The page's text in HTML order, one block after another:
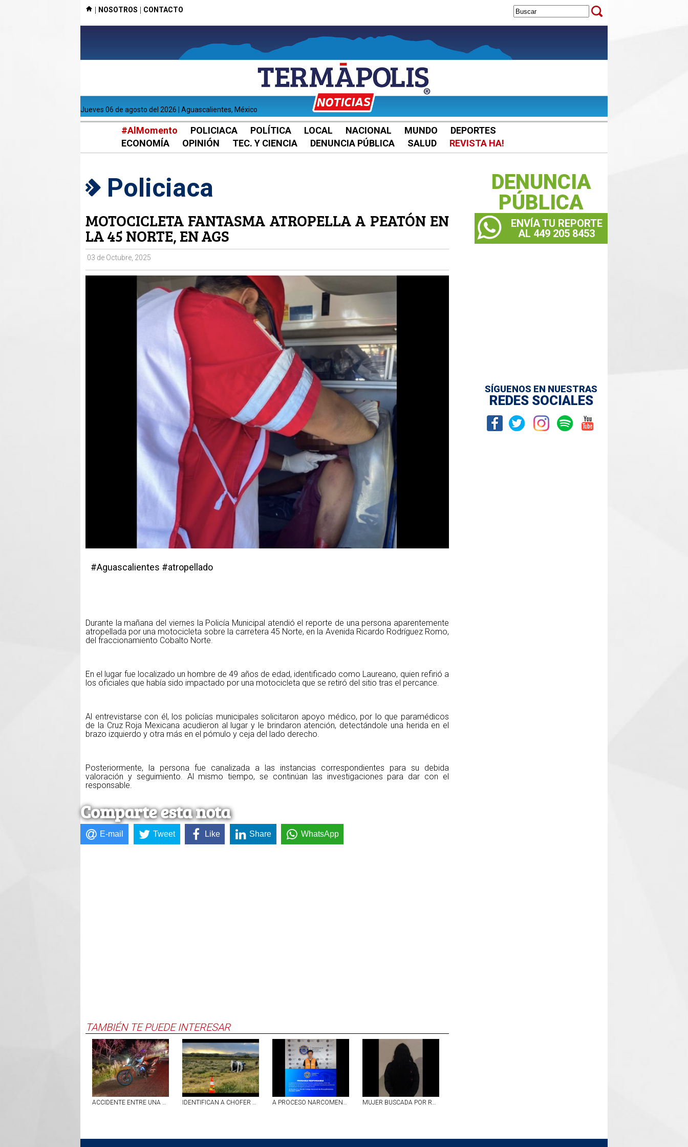
| NOSOTROS | CONTACTO
jueves 06 de agosto del 2026 | Aguascalientes, México
#AlMomento POLICIACA POLÍTICA LOCAL NACIONAL MUNDO
DEPORTES
ECONOMÍA
OPINIÓN TEC. Y CIENCIA DENUNCIA PÚBLICA SALUD REVISTA HA!
Policiaca
MOTOCICLETA FANTASMA ATROPELLA A PEATÓN EN
LA 45 NORTE, EN AGS
03 de Octubre, 2025
#Aguascalientes #atropellado
Durante la mañana del viernes la Policía Municipal atendió el reporte de una persona aparentemente
atropellada por una motocicleta sobre la carretera 45 Norte, en la Avenida Ricardo Rodríguez Romo,
del fraccionamiento Cobalto Norte.
En el lugar fue localizado un hombre de 49 años de edad, identificado como Laureano, quien refirió a
los oficiales que había sido impactado por una motocicleta que se retiró del sitio tras el percance.
Al entrevistarse con él, los policías municipales solicitaron apoyo médico, por lo que paramédicos
de la Cruz Roja Mexicana acudieron al lugar y le brindaron atención, detectándole una herida en el
brazo izquierdo y otra más en el pómulo y ceja del lado derecho.
Posteriormente, la persona fue canalizada a las instancias correspondientes para su debida
valoración y seguimiento. Al mismo tiempo, se continúan las investigaciones para dar con el
responsable.
Comparte esta nota
E-mail Tweet Like Share WhatsApp
TAMBIÉN TE PUEDE INTERESAR
DENUNCIA
PÚBLICA
ENVÍA TU REPORTE
AL 449 205 8453
SÍGUENOS EN NUESTRAS
REDES SOCIALES